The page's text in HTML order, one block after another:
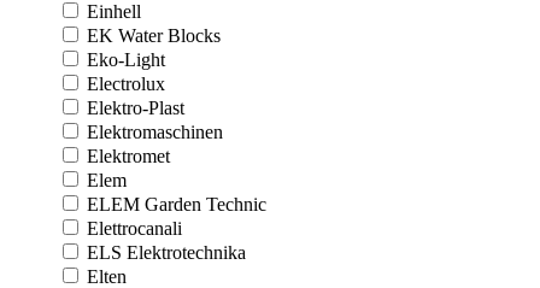
Einhell
EK Water Blocks
Eko-Light
Electrolux
Elektro-Plast
Elektromaschinen
Elektromet
Elem
ELEM Garden Technic
Elettrocanali
ELS Elektrotechnika
Elten